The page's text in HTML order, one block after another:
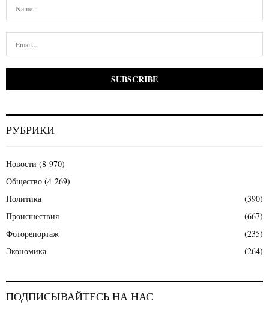
РУБРИКИ
Новости (8 970)
Общество (4 269)
Политика
(390)
Происшествия
(667)
Фоторепортаж
(235)
Экономика
(264)
ПОДПИСЫВАЙТЕСЬ НА НАС